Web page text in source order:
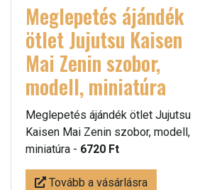
Meglepetés ájándék
ötlet Jujutsu Kaisen
Mai Zenin szobor,
modell, miniatúra
Meglepetés ájándék ötlet Jujutsu
Kaisen Mai Zenin szobor, modell,
miniatúra - 6720 Ft
Tovább a vásárlásra